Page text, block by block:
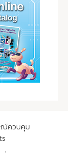
ควบคุม